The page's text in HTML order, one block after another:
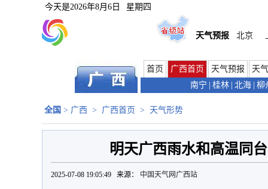
今天是2026年8月6日 星期四
天气预报 北京
首页 广西首页 天气预报
天
南宁
桂林 北海 柳
全国 > 广西 > 广西首页 > 天气形势
明天广西雨水和高温同
2025-07-08 19:05:49 来源： 中国天气网广西站